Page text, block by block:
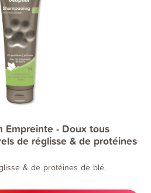
Empreinte - Doux tous
de réglisse & de protéines
& de protéines de blé.